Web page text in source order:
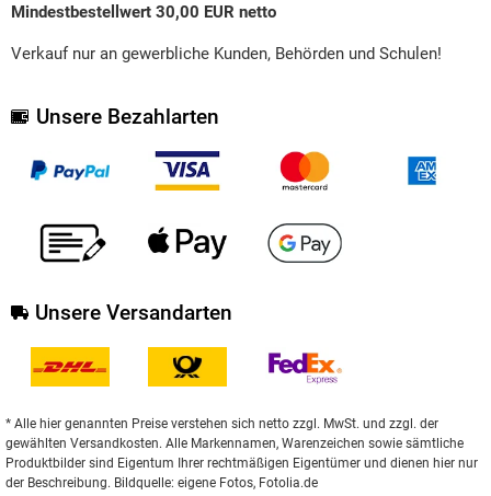
Mindestbestellwert 30,00 EUR netto
Verkauf nur an gewerbliche Kunden, Behörden und Schulen!
Unsere Bezahlarten
Unsere Versandarten
* Alle hier genannten Preise verstehen sich netto zzgl. MwSt. und zzgl. der
gewählten Versandkosten. Alle Markennamen, Warenzeichen sowie sämtliche
Produktbilder sind Eigentum Ihrer rechtmäßigen Eigentümer und dienen hier nur
der Beschreibung. Bildquelle: eigene Fotos, Fotolia.de